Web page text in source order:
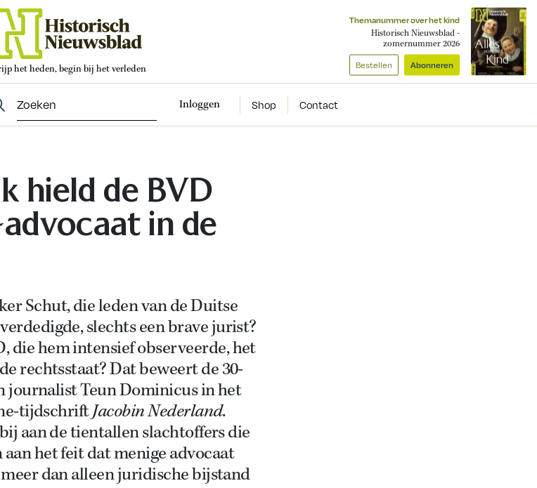
het heden, begin bij het verleden
Themanummer over het kind
Historisch Nieuwsblad -
zomernummer 2026
Bestellen Abonneren
Inloggen Shop Contact
hield de BVD
in de
Schut, die leden van de Duitse
slechts een brave jurist?
die hem intensief observeerde, het
rechtsstaat? Dat beweert de 30-
journalist Teun Dominicus in het
tijdschriftJacobin Nederland.
aan de tientallen slachtoffers die
aan het feit dat menige advocaat
dan alleen juridische bijstand